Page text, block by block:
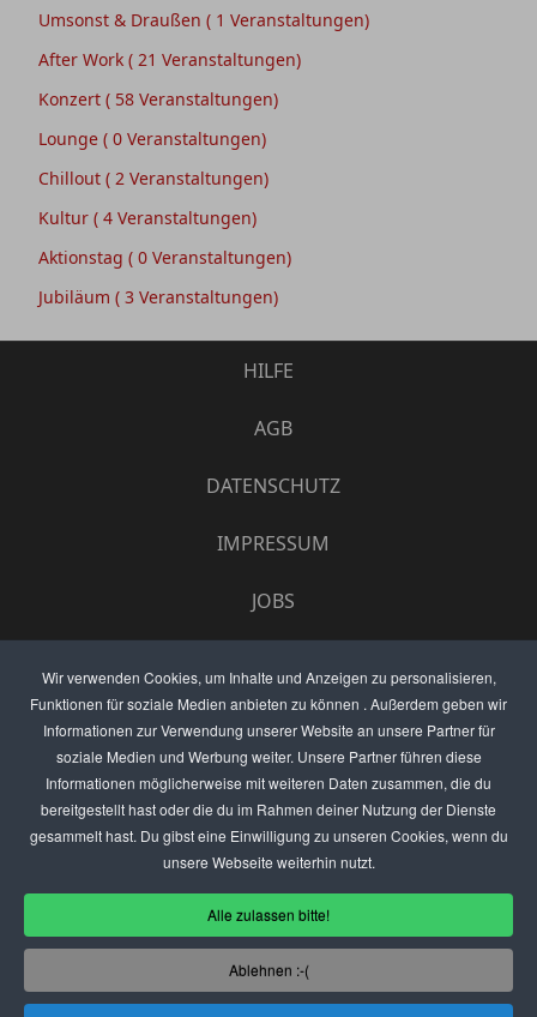
Wir verwenden Cookies, um Inhalte und Anzeigen zu personalisieren,
Funktionen für soziale Medien anbieten zu können . Außerdem geben wir
Informationen zur Verwendung unserer Website an unsere Partner für
soziale Medien und Werbung weiter. Unsere Partner führen diese
Informationen möglicherweise mit weiteren Daten zusammen, die du
bereitgestellt hast oder die du im Rahmen deiner Nutzung der Dienste
gesammelt hast. Du gibst eine Einwilligung zu unseren Cookies, wenn du
unsere Webseite weiterhin nutzt.
Alle zulassen bitte!
Ablehnen :-(
Umsonst & Draußen ( 1 Veranstaltungen)
After Work ( 21 Veranstaltungen)
Konzert ( 58 Veranstaltungen)
Lounge ( 0 Veranstaltungen)
Chillout ( 2 Veranstaltungen)
Kultur ( 4 Veranstaltungen)
Aktionstag ( 0 Veranstaltungen)
Jubiläum ( 3 Veranstaltungen)
HILFE
AGB
DATENSCHUTZ
IMPRESSUM
JOBS
ANZEIGEN PREISE
BEWERTET UNS
KONTAKT
THEMENVORSCHLAG
DEIN LOKAL VORSTELLEN
USER